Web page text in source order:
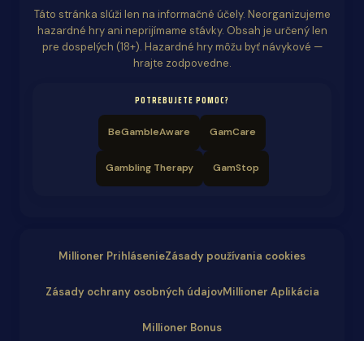
Táto stránka slúži len na informačné účely. Neorganizujeme
hazardné hry ani neprijímame stávky. Obsah je určený len
pre dospelých (18+). Hazardné hry môžu byť návykové —
hrajte zodpovedne.
POTREBUJETE POMOC?
BeGambleAware GamCare
Gambling Therapy GamStop
Millioner PrihlásenieZásady používania cookies
Zásady ochrany osobných údajovMillioner Aplikácia
Millioner Bonus